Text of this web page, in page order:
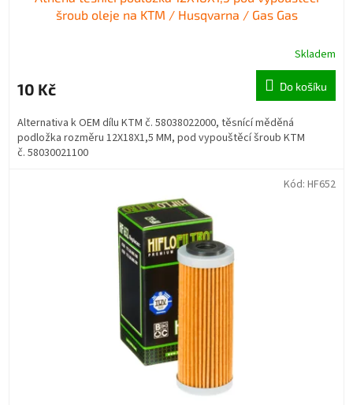
šroub oleje na KTM / Husqvarna / Gas Gas
Skladem
10 Kč Do košíku
Alternativa k OEM dílu KTM č. 58038022000, těsnící měděná
podložka rozměru 12X18X1,5 MM, pod vypouštěcí šroub KTM
č. 58030021100
Kód: HF652